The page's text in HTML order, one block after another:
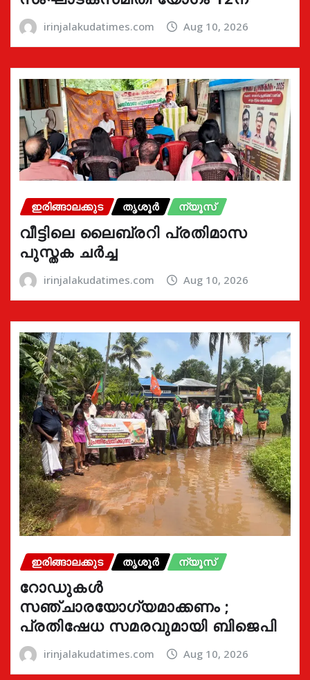
irinjalakudatimes.com Aug 10, 2026
ഇരിങ്ങാലക്കുട തൃശൂർ ന്യൂസ്
വീട്ടിലെ ലൈബ്രറി പ്രതിമാസ
പുസ്തക ചർച്ച
irinjalakudatimes.com Aug 10, 2026
ഇരിങ്ങാലക്കുട തൃശൂർ ന്യൂസ്
റോഡുകൾ
സഞ്ചാരയോഗ്യമാക്കണം ;
പ്രതിഷേധ സമരവുമായി ബിജെപി
irinjalakudatimes.com Aug 10, 2026